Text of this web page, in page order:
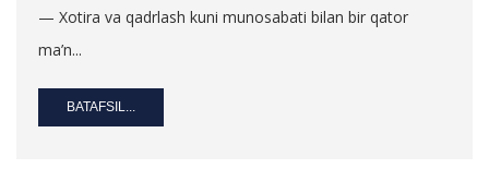
— Xotira va qadrlash kuni munosabati bilan bir qator
ma’n...
BATAFSIL...